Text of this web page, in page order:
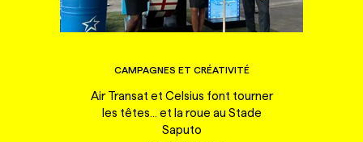
CAMPAGNES ET CRÉATIVITÉ
Air Transat et Celsius font tourner
les têtes... et la roue au Stade
Saputo